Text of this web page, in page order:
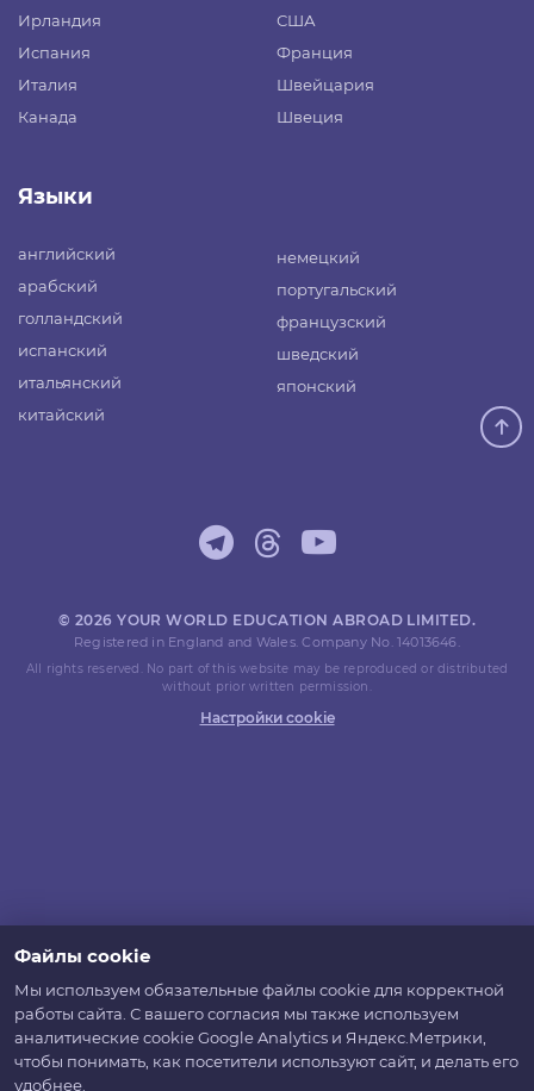
Ирландия
Испания
Италия
Канада
США
Франция
Швейцария
Швеция
Языки
английский
арабский
голландский
испанский
итальянский
китайский
немецкий
португальский
французский
шведский
японский
© 2026 YOUR WORLD EDUCATION ABROAD LIMITED.
Registered in England and Wales. Company No. 14013646.
All rights reserved. No part of this website may be reproduced or distributed
without prior written permission.
Настройки cookie
Файлы cookie
Мы используем обязательные файлы cookie для корректной
работы сайта. С вашего согласия мы также используем
аналитические cookie Google Analytics и Яндекс.Метрики,
чтобы понимать, как посетители используют сайт, и делать его
удобнее.